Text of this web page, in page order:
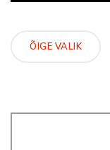
ÕIGE VALIK